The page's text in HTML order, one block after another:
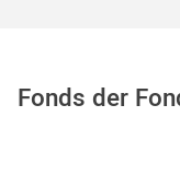
Fonds der